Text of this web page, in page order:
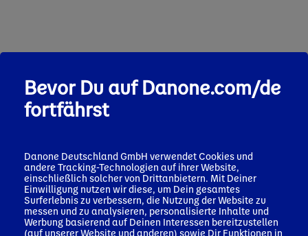
Ganzheitlicher Ansatz
Effiziente Ressourcennutzung in
Neben unseren hohen Hygienestandards sind
Achtsamkeit und hohe Professionalität erforderlich,
damit in der Produktion so wenig Verluste wie möglich
entstehen. Auch vermeintlich „kleine“ Änderungen
haben hier große Auswirkungen.
Bevor Du auf Danone.com/de
fortfährst
Danone Deutschland GmbH verwendet Cookies und
andere Tracking-Technologien auf ihrer Website,
einschließlich solcher von Drittanbietern. Mit Deiner
Einwilligung nutzen wir diese, um Dein gesamtes
Surferlebnis zu verbessern, die Nutzung der Website zu
messen und zu analysieren, personalisierte Inhalte und
Werbung basierend auf Deinen Interessen bereitzustellen
(auf unserer Website und anderen) sowie Dir Funktionen in